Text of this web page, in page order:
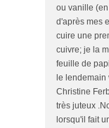
ou vanille
d'après mes
cuire une
cuivre; je la
feuille de
le
Christine
très juteux
lorsqu'il fait